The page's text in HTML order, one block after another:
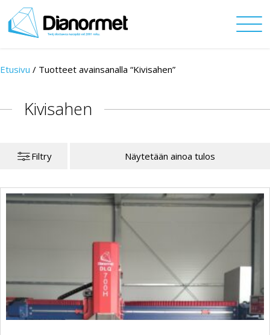
Etusivu / Tuotteet avainsanalla “Kivisahen”
Kivisahen
Filtry Näytetään ainoa tulos